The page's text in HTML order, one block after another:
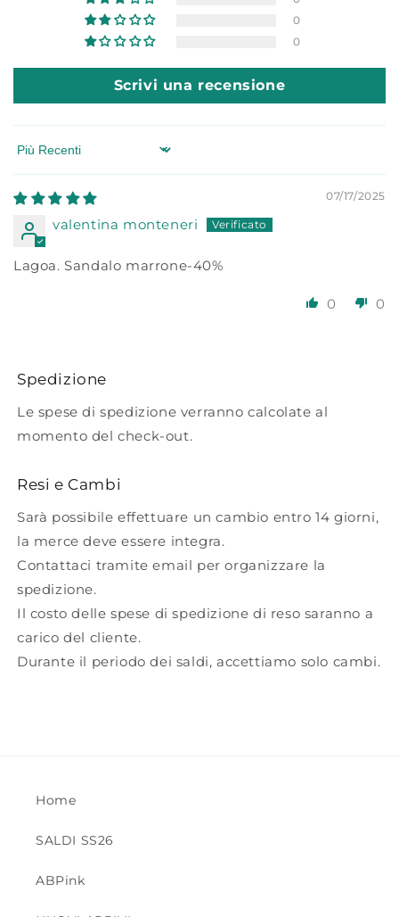
0
0
Scrivi una recensione
Sort by
07/17/2025
valentina monteneri
Lagoa. Sandalo marrone-40%
0 0
Spedizione
Le spese di spedizione verranno calcolate al
momento del check-out.
Resi e Cambi
Sarà possibile effettuare un cambio entro 14 giorni,
la merce deve essere integra.
Contattaci tramite email per organizzare la
spedizione.
Il costo delle spese di spedizione di reso saranno a
carico del cliente.
Durante il periodo dei saldi, accettiamo solo cambi.
Home
SALDI SS26
ABPink